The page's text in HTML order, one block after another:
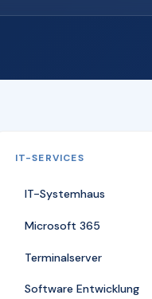
IT-SERVICES
IT-Systemhaus
Microsoft 365
Terminalserver
Software Entwicklung